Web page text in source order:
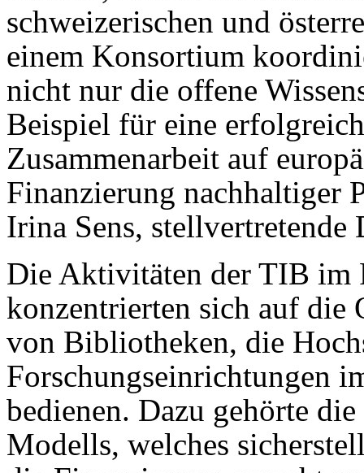
schweizerischen und
einem Konsortium
nicht nur die offene
Beispiel für eine
Zusammenarbeit auf
Finanzierung nachhaltiger
Irina Sens,
Die Aktivitäten der TIB im
konzentrierten sich auf die
von Bibliotheken, die
Forschungseinrichtungen
bedienen. Dazu gehörte
Modells, welches